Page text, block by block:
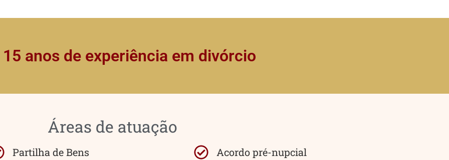
15 anos de experiência em divórcio
Áreas de atuação
Partilha de Bens Acordo pré-nupcial